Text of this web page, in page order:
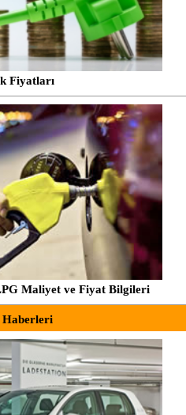
Fiyatları
Maliyet ve Fiyat Bilgileri